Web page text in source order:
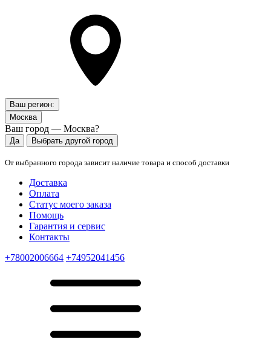
Ваш регион:
Москва
Ваш город — Москва?
Да Выбрать другой город
От выбранного города зависит наличие товара и способ доставки
Доставка
Оплата
Статус моего заказа
Помощь
Гарантия и сервис
Контакты
+78002006664 +74952041456